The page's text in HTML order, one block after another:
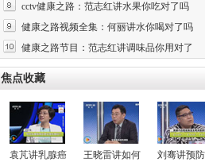
（上）cctv健康之路：范志红讲水果你吃对了吗
健康之路视频全集：何丽讲水你喝对了吗
健康之路节目：范志红讲调味品你用对了
吗
焦点收藏
袁芃讲乳腺癌
王晓雷讲如何
刘骞讲预